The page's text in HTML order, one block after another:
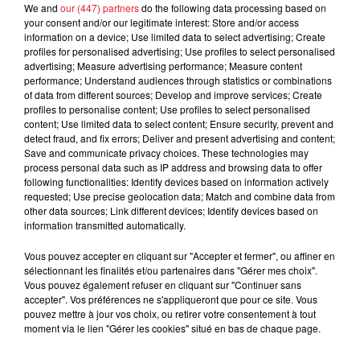
HIMRA, NINHO, NO PAIN NO GAIN - DANS LE DOS
We and our (447) partnersdo the following data processing based on
your consent and/or our legitimate interest: Store and/or access
information on a device; Use limited data to select advertising; Create
profiles for personalised advertising; Use profiles to select personalised
advertising; Measure advertising performance; Measure content
performance; Understand audiences through statistics or combinations
of data from different sources; Develop and improve services; Create
profiles to personalise content; Use profiles to select personalised
content; Use limited data to select content; Ensure security, prevent and
detect fraud, and fix errors; Deliver and present advertising and content;
Save and communicate privacy choices. These technologies may
process personal data such as IP address and browsing data to offer
following functionalities: Identify devices based on information actively
requested; Use precise geolocation data; Match and combine data from
other data sources; Link different devices; Identify devices based on
information transmitted automatically.
Vous pouvez accepter en cliquant sur "Accepter et fermer", ou affiner en
sélectionnant les finalités et/ou partenaires dans "Gérer mes choix".
Vous pouvez également refuser en cliquant sur "Continuer sans
accepter". Vos préférences ne s'appliqueront que pour ce site. Vous
pouvez mettre à jour vos choix, ou retirer votre consentement à tout
moment via le lien "Gérer les cookies" situé en bas de chaque page.